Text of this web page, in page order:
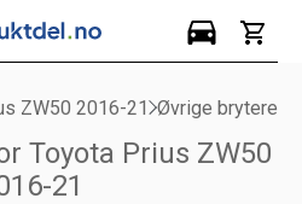
ZW50 2016-21 Øvrige brytere
Toyota Prius ZW50
21